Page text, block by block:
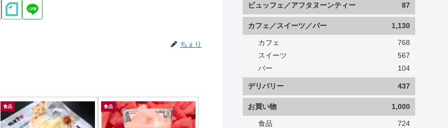
ちぇり
食品 食品
ビュッフェ／アフタヌーンティー 87
カフェ／スイーツ／バー 1,130
カフェ
768
スイーツ
567
バー
104
デリバリー 437
お買い物 1,000
食品
724